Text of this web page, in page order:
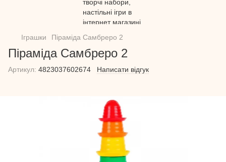
Іграшки Піраміда Самбреро 2
Піраміда Самбреро 2
Артикул: 4823037602674 Написати відгук